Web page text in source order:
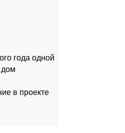
года одной
дом
в проекте